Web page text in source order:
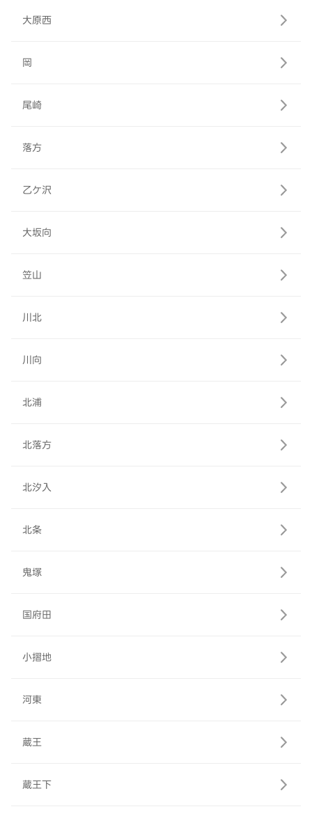
大原西
岡
尾崎
落方
乙ケ沢
大坂向
笠山
川北
川向
北浦
北落方
北汐入
北条
鬼塚
国府田
小摺地
河東
蔵王
蔵王下